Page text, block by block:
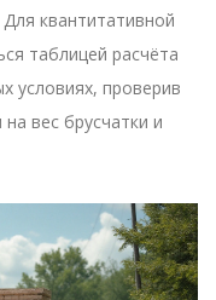
квантитативной
таблицей расчёта
условиях, проверив
вес брусчатки и